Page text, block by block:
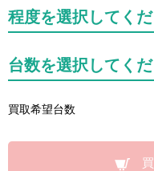
程度を選択してく
台数を選択してく
買取希望台数